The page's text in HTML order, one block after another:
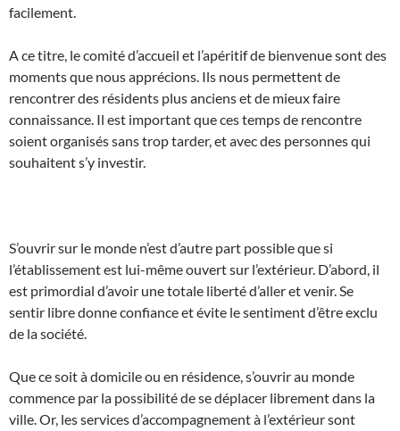
facilement.
A ce titre, le comité d’accueil et l’apéritif de bienvenue sont des
moments que nous apprécions. Ils nous permettent de
rencontrer des résidents plus anciens et de mieux faire
connaissance. Il est important que ces temps de rencontre
soient organisés sans trop tarder, et avec des personnes qui
souhaitent s’y investir.
S’ouvrir sur le monde n’est d’autre part possible que si
l’établissement est lui-même ouvert sur l’extérieur. D’abord, il
est primordial d’avoir une totale liberté d’aller et venir. Se
sentir libre donne confiance et évite le sentiment d’être exclu
de la société.
Que ce soit à domicile ou en résidence, s’ouvrir au monde
commence par la possibilité de se déplacer librement dans la
ville. Or, les services d’accompagnement à l’extérieur sont